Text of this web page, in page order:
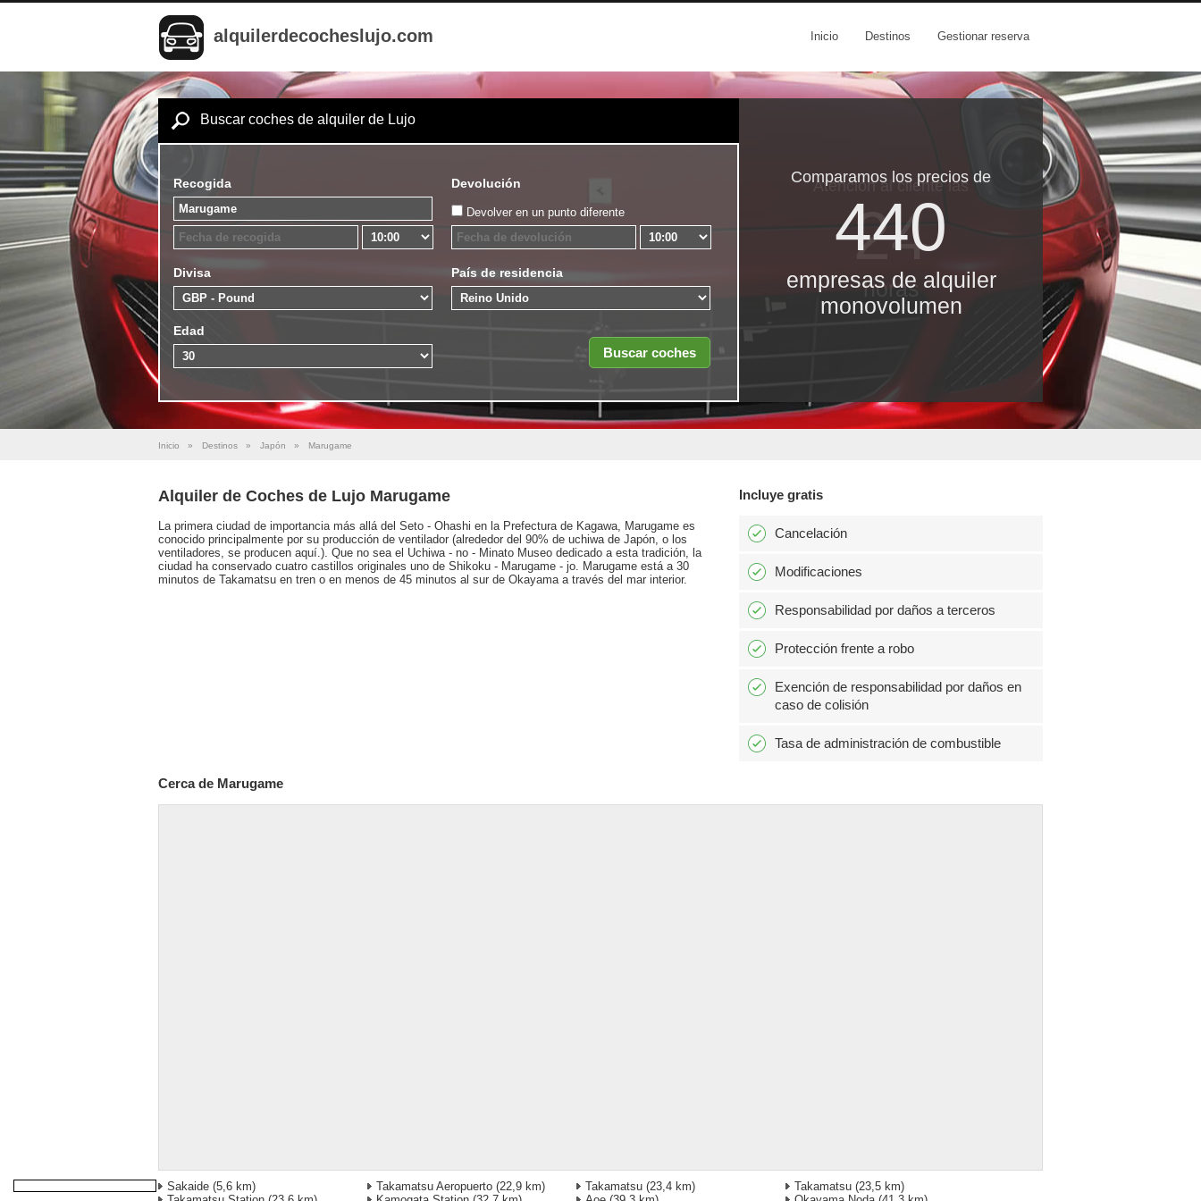
alquilerdecocheslujo.com Inicio Destinos Gestionar reserva
Buscar coches de alquiler de Lujo
Recogida Devolución
Devolver en un punto diferente
Divisa País de residencia
Edad
Comparamos los precios de
440
empresas de alquiler
monovolumen
Atención al cliente las
24
horas
Inicio » Destinos » Japón » Marugame
Alquiler de Coches de Lujo Marugame
La primera ciudad de importancia más allá del Seto - Ohashi en la Prefectura de Kagawa, Marugame es
conocido principalmente por su producción de ventilador (alrededor del 90% de uchiwa de Japón, o los
ventiladores, se producen aquí.). Que no sea el Uchiwa - no - Minato Museo dedicado a esta tradición, la
ciudad ha conservado cuatro castillos originales uno de Shikoku - Marugame - jo. Marugame está a 30
minutos de Takamatsu en tren o en menos de 45 minutos al sur de Okayama a través del mar interior.
Incluye gratis
Cancelación
Modificaciones
Responsabilidad por daños a terceros
Protección frente a robo
Exención de responsabilidad por daños en
caso de colisión
Tasa de administración de combustible
Cerca de Marugame
Sakaide (5,6 km) Takamatsu Aeropuerto (22,9 km) Takamatsu (23,4 km) Takamatsu (23,5 km)